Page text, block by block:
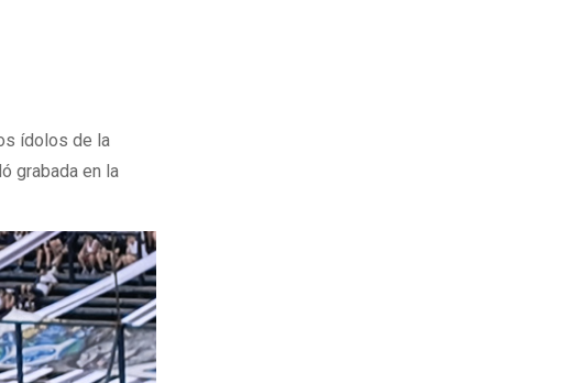
ídolos de la
grabada en la